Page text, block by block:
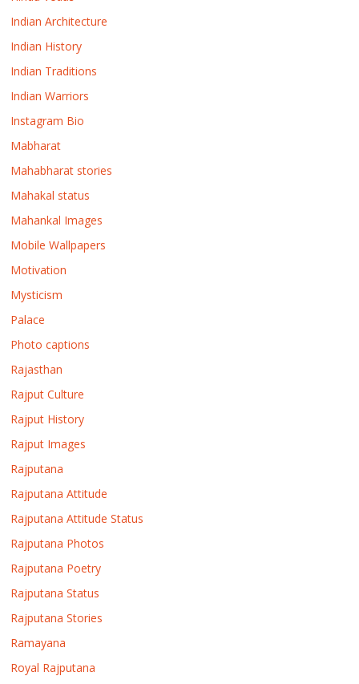
Indian Architecture
Indian History
Indian Traditions
Indian Warriors
Instagram Bio
Mabharat
Mahabharat stories
Mahakal status
Mahankal Images
Mobile Wallpapers
Motivation
Mysticism
Palace
Photo captions
Rajasthan
Rajput Culture
Rajput History
Rajput Images
Rajputana
Rajputana Attitude
Rajputana Attitude Status
Rajputana Photos
Rajputana Poetry
Rajputana Status
Rajputana Stories
Ramayana
Royal Rajputana